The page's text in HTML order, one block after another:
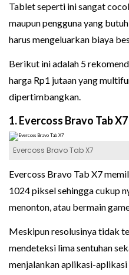
Tablet seperti ini sangat
maupun pengguna yang
harus mengeluarkan biaya
Berikut ini adalah 5
harga Rp1 jutaan yang
dipertimbangkan.
1. Evercoss Bravo Tab
Evercoss Bravo Tab X7
Evercoss Bravo Tab X7
1024 piksel sehingga cukup
menonton, atau bermain
Meskipun resolusinya tidak
mendeteksi lima sentuhan
menjalankan aplikasi-